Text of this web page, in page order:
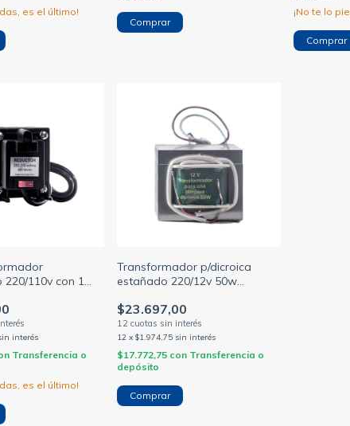
es el último!
¡No te lo
220/110v con 1
interés
Transferencia o
es el último!
Transformador p/dicroica
estañado 220/12v 50w
$23.697,00
12 x $1.974,75 sin interés
$17.772,75 con Transferencia o
depósito